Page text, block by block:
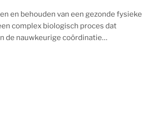
en behouden van een gezonde fysieke
complex biologisch proces dat
de nauwkeurige coördinatie…